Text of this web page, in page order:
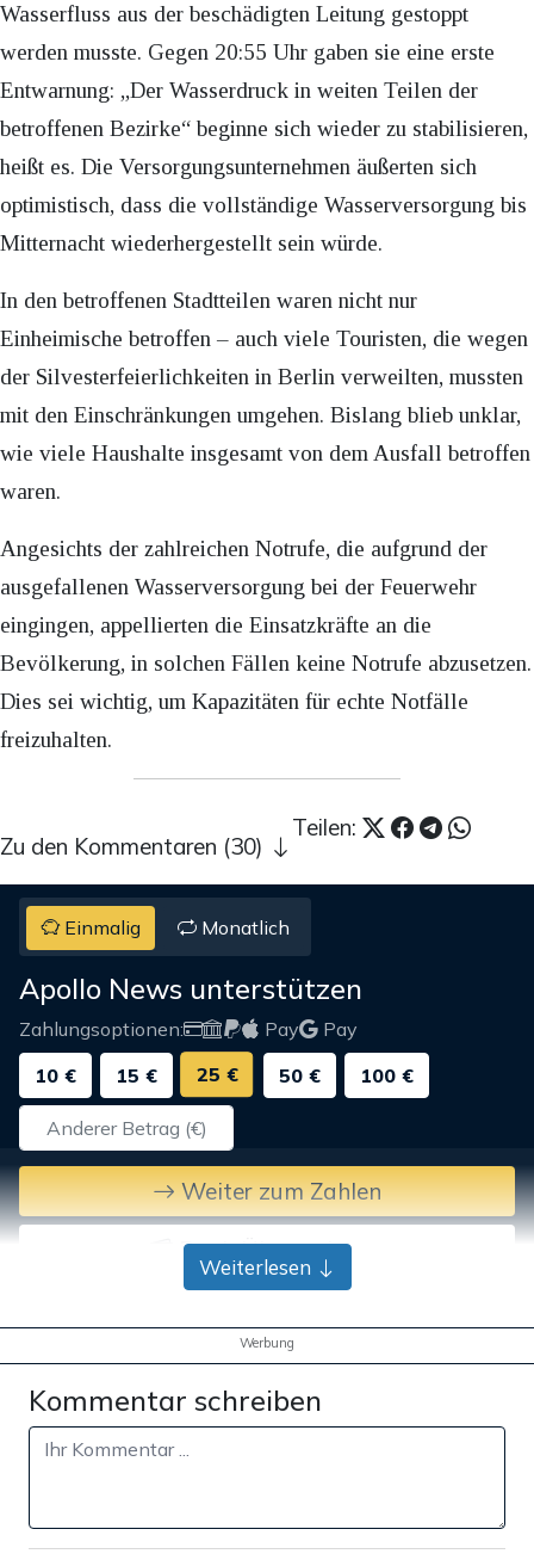
Wasserfluss aus der beschädigten Leitung gestoppt
werden musste. Gegen 20:55 Uhr gaben sie eine erste
Entwarnung: „Der Wasserdruck in weiten Teilen der
betroffenen Bezirke“ beginne sich wieder zu stabilisieren,
heißt es. Die Versorgungsunternehmen äußerten sich
optimistisch, dass die vollständige Wasserversorgung bis
Mitternacht wiederhergestellt sein würde.
In den betroffenen Stadtteilen waren nicht nur
Einheimische betroffen – auch viele Touristen, die wegen
der Silvesterfeierlichkeiten in Berlin verweilten, mussten
mit den Einschränkungen umgehen. Bislang blieb unklar,
wie viele Haushalte insgesamt von dem Ausfall betroffen
waren.
Angesichts der zahlreichen Notrufe, die aufgrund der
ausgefallenen Wasserversorgung bei der Feuerwehr
eingingen, appellierten die Einsatzkräfte an die
Bevölkerung, in solchen Fällen keine Notrufe abzusetzen.
Dies sei wichtig, um Kapazitäten für echte Notfälle
freizuhalten.
Teilen:
Zu den Kommentaren (30)
Einmalig Monatlich
Apollo News unterstützen
Zahlungsoptionen: Pay
Pay
10 €
15 € 25 € 50 € 100 €
Weiter zum Zahlen
Bank-Überweisung
Weiterlesen
Werbung
Kommentar schreiben